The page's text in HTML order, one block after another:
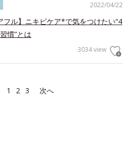
2022/04/22
フル】ニキビケア*で気をつけたい“4
慣”とは
3034 view
1 2 3 次へ